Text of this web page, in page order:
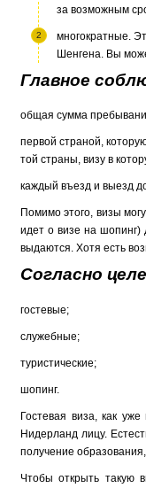
за возможным
многократные.
Шенгена. Вы
Главное
общая сумма
первой страной,
той страны, визу в
каждый въезд и выезд
Помимо этого, визы
идет о визе на шопинг)
выдаются. Хотя есть
Согласно
гостевые;
служебные;
туристические;
шопинг.
Гостевая виза, как
Нидерланд лицу.
получение
Чтобы открыть такую